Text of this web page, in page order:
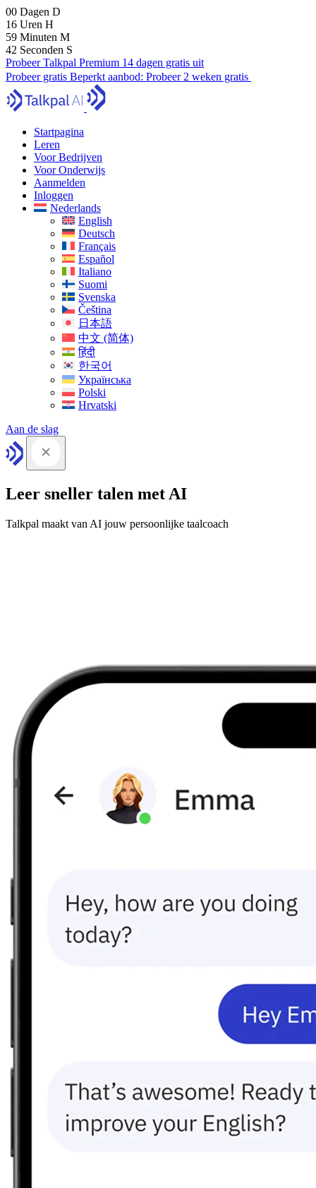
00 Dagen D
16 Uren H
59 Minuten M
41 Seconden S
Probeer Talkpal Premium 14 dagen gratis uit
Probeer gratis Beperkt aanbod: Probeer 2 weken gratis
Startpagina
Leren
Voor Bedrijven
Voor Onderwijs
Aanmelden
Inloggen
Nederlands
English
Deutsch
Français
Español
Italiano
Suomi
Svenska
Čeština
日本語
中文 (简体)
हिंदी
한국어
Українська
Polski
Hrvatski
Aan de slag
Leer sneller talen met AI
Talkpal maakt van AI jouw persoonlijke taalcoach